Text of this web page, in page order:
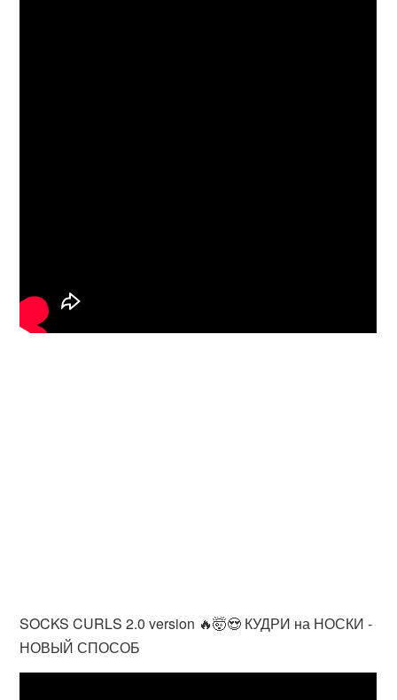
SOCKS CURLS 2.0 version 🔥🤯😍 КУДРИ на НОСКИ -
НОВЫЙ СПОСОБ